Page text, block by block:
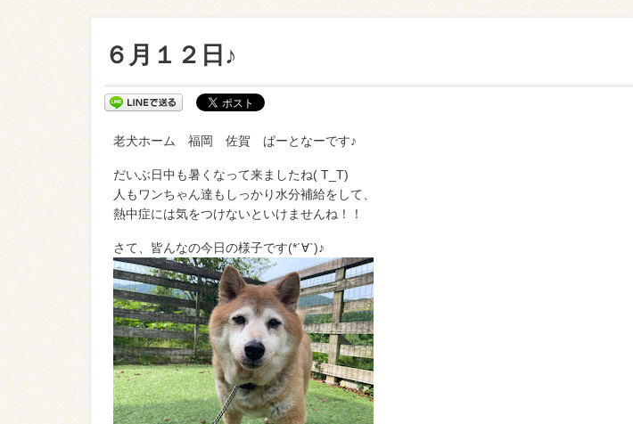
６月１２日♪
老犬ホーム 福岡 佐賀 ぱーとなーです♪
だいぶ日中も暑くなって来ましたね( T_T)
人もワンちゃん達もしっかり水分補給をして、
熱中症には気をつけないといけませんね！！
さて、皆んなの今日の様子です(*´∀`)♪